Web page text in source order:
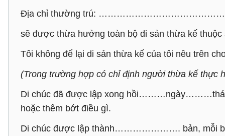
Địa chỉ thường trú:
sẽ được thừa hưởng toàn bộ di sản thừa kế
Tôi không để lại di sản thừa kế của tôi nêu trên
(Trong trường hợp có chỉ định người thừa kế thực
Di chúc đã được lập xong
hoặc thêm bớt điều gì.
Di chúc được lập thành…………………. bản, mỗi